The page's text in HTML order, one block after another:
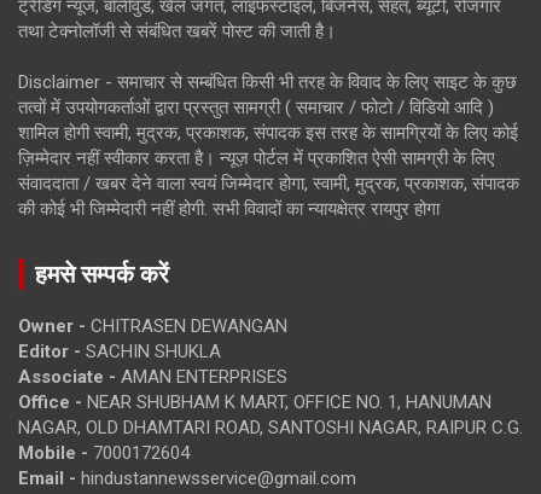
ट्रेंडिंग न्यूज, बॉलीवुड, खेल जगत, लाइफस्टाइल, बिजनेस, सेहत, ब्यूटी, रोजगार
तथा टेक्नोलॉजी से संबंधित खबरें पोस्ट की जाती है।
Disclaimer - समाचार से सम्बंधित किसी भी तरह के विवाद के लिए साइट के कुछ
तत्वों में उपयोगकर्ताओं द्वारा प्रस्तुत सामग्री ( समाचार / फोटो / विडियो आदि )
शामिल होगी स्वामी, मुद्रक, प्रकाशक, संपादक इस तरह के सामग्रियों के लिए कोई
ज़िम्मेदार नहीं स्वीकार करता है। न्यूज़ पोर्टल में प्रकाशित ऐसी सामग्री के लिए
संवाददाता / खबर देने वाला स्वयं जिम्मेदार होगा, स्वामी, मुद्रक, प्रकाशक, संपादक
की कोई भी जिम्मेदारी नहीं होगी. सभी विवादों का न्यायक्षेत्र रायपुर होगा
हमसे सम्पर्क करें
Owner - CHITRASEN DEWANGAN
Editor - SACHIN SHUKLA
Associate - AMAN ENTERPRISES
Office - NEAR SHUBHAM K MART, OFFICE NO. 1, HANUMAN
NAGAR, OLD DHAMTARI ROAD, SANTOSHI NAGAR, RAIPUR C.G.
Mobile - 7000172604
Email - hindustannewsservice@gmail.com